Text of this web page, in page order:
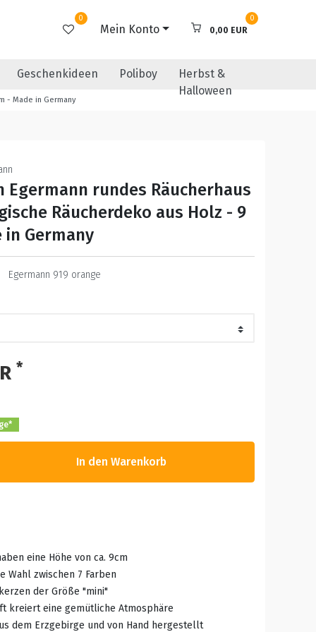
0
Mein Konto
0
0,00 EUR
Geschenkideen Poliboy
Herbst &
Halloween
- Made in Germany
Egermann rundes Räucherhaus
Räucherdeko aus Holz - 9
in Germany
Egermann 919 orange
*
In den Warenkorb
eine Höhe von ca. 9cm
Wahl zwischen 7 Farben
der Größe "mini"
kreiert eine gemütliche Atmosphäre
dem Erzgebirge und von Hand hergestellt